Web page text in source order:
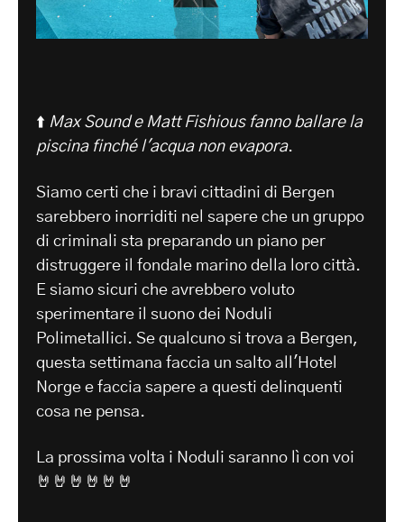
⬆️ Max Sound e Matt Fishious fanno ballare la
piscina finché l'acqua non evapora.
Siamo certi che i bravi cittadini di Bergen
sarebbero inorriditi nel sapere che un gruppo
di criminali sta preparando un piano per
distruggere il fondale marino della loro città.
E siamo sicuri che avrebbero voluto
sperimentare il suono dei Noduli
Polimetallici. Se qualcuno si trova a Bergen,
questa settimana faccia un salto all'Hotel
Norge e faccia sapere a questi delinquenti
cosa ne pensa.
La prossima volta i Noduli saranno lì con voi
🤘🤘🤘🤘🤘🤘